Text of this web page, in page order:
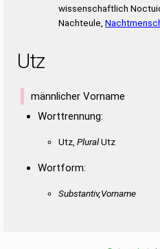
wissenschaftlich
Nachteule,
Utz
männlicher Vorname
Worttrennung:
Utz, PluralUtz
Wortform:
Substantiv,Vorname